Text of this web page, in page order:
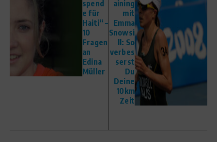
spend
e für
Haiti“ –
10
Fragen
an
Edina
Müller
aining
mit
Emma
Snowsi
ll: So
verbes
serst
Du
Deine
10km
Zeit